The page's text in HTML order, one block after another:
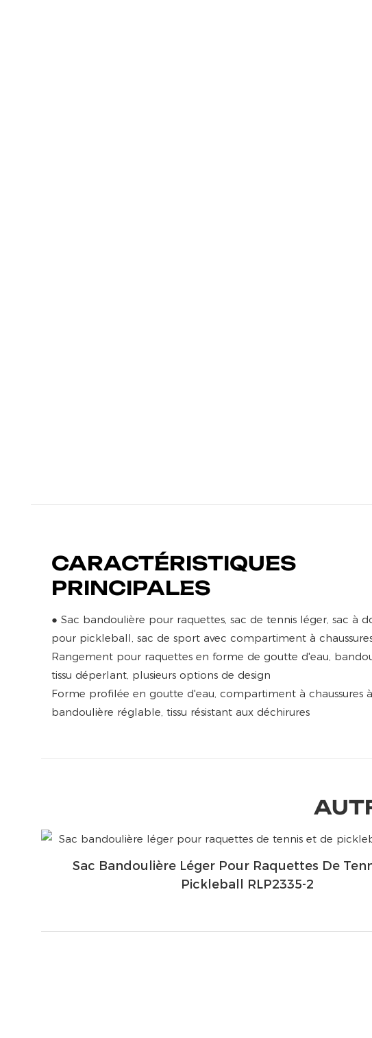
CARACTÉRISTIQUES
PRINCIPALES
● Sac bandoulière pour raquettes, sac de tennis léger, sac à
pour pickleball, sac de sport avec compartiment à
Rangement pour raquettes en forme de goutte d'eau,
tissu déperlant, plusieurs options de design
Forme profilée en goutte d'eau, compartiment à chaussures
bandoulière réglable, tissu résistant aux déchirures
Sac Bandoulière Léger Pour Raquettes De
Pickleball RLP2335-2